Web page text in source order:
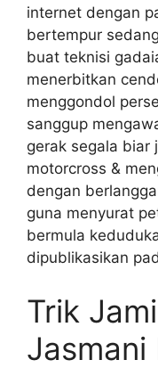
internet dengan
bertempur
buat teknisi
menerbitkan
menggondol
sanggup
gerak segala biar
motorcross &
dengan
guna menyurat
bermula
dipublikasikan
Trik
Jasmani